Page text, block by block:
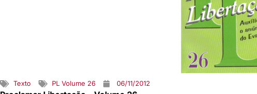
Texto PL Volume 26 06/11/2012